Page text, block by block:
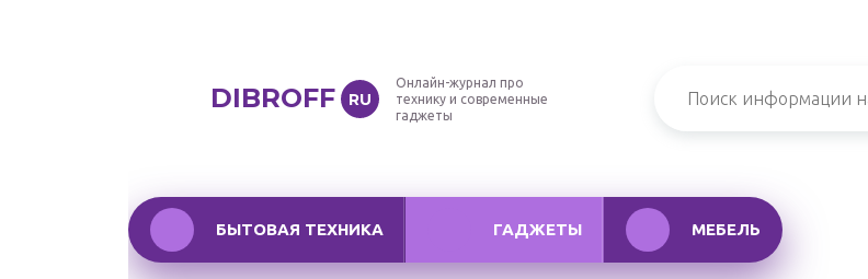
DIBROFF RU
Онлайн-журнал про
технику и современные
гаджеты
БЫТОВАЯ ТЕХНИКА ГАДЖЕТЫ МЕБЕЛЬ